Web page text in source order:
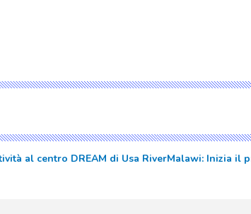
al centro DREAM di Usa RiverMalawi: Inizia il